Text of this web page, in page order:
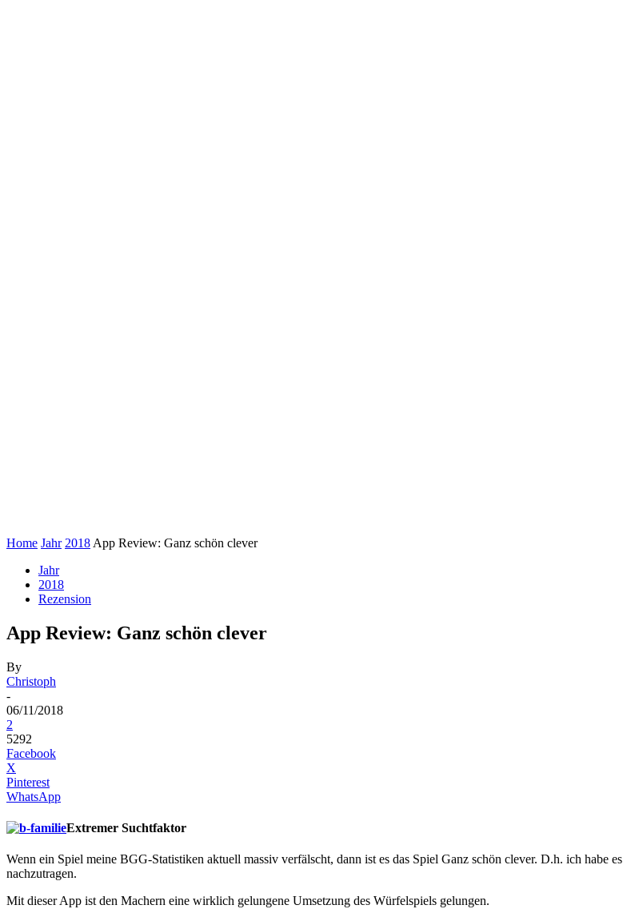
Home Jahr 2018 App Review: Ganz schön clever
Jahr
2018
Rezension
App Review: Ganz schön clever
By
Christoph
-
06/11/2018
2
5292
Facebook
X
Pinterest
WhatsApp
Extremer Suchtfaktor
Wenn ein Spiel meine BGG-Statistiken aktuell massiv verfälscht, dann ist es das Spiel Ganz schön clever. D.h. ich habe
nachzutragen.
Mit dieser App ist den Machern eine wirklich gelungene Umsetzung des Würfelspiels gelungen.